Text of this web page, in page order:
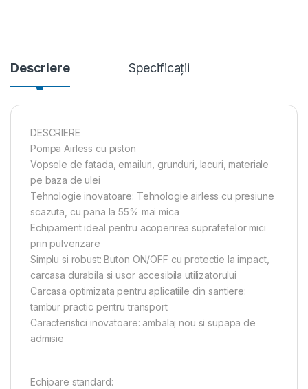
Descriere Specificații
DESCRIERE
Pompa Airless cu piston
Vopsele de fatada, emailuri, grunduri, lacuri, materiale
pe baza de ulei
Tehnologie inovatoare: Tehnologie airless cu presiune
scazuta, cu pana la 55% mai mica
Echipament ideal pentru acoperirea suprafetelor mici
prin pulverizare
Simplu si robust: Buton ON/OFF cu protectie la impact,
carcasa durabila si usor accesibila utilizatorului
Carcasa optimizata pentru aplicatiile din santiere:
tambur practic pentru transport
Caracteristici inovatoare: ambalaj nou si supapa de
admisie
Echipare standard: